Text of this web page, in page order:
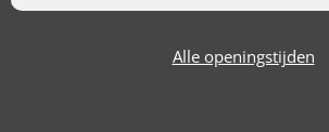
Alle openingstijden